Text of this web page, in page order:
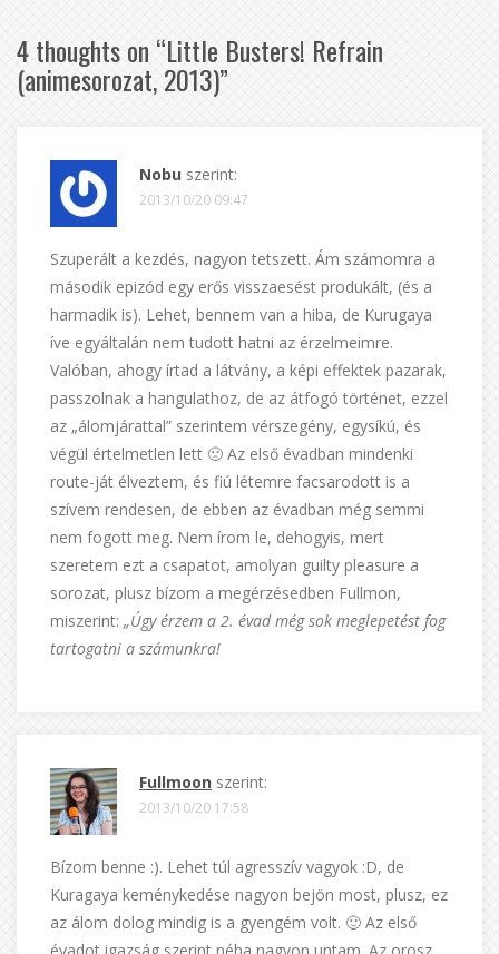
4 thoughts on “Little Busters! Refrain
(animesorozat, 2013)”
Nobu szerint:
2013/10/20 09:47
Szuperált a kezdés, nagyon tetszett. Ám számomra a
második epizód egy erős visszaesést produkált, (és a
harmadik is). Lehet, bennem van a hiba, de Kurugaya
íve egyáltalán nem tudott hatni az érzelmeimre.
Valóban, ahogy írtad a látvány, a képi effektek pazarak,
passzolnak a hangulathoz, de az átfogó történet, ezzel
az „álomjárattal” szerintem vérszegény, egysíkú, és
végül értelmetlen lett 🙁 Az első évadban mindenki
route-ját élveztem, és fiú létemre facsarodott is a
szívem rendesen, de ebben az évadban még semmi
nem fogott meg. Nem írom le, dehogyis, mert
szeretem ezt a csapatot, amolyan guilty pleasure a
sorozat, plusz bízom a megérzésedben Fullmon,
miszerint: „Úgy érzem a 2. évad még sok meglepetést fog
tartogatni a számunkra!
Fullmoon szerint:
2013/10/20 17:58
Bízom benne :). Lehet túl agresszív vagyok :D, de
Kuragaya keménykedése nagyon bejön most, plusz, ez
az álom dolog mindig is a gyengém volt. 🙂 Az első